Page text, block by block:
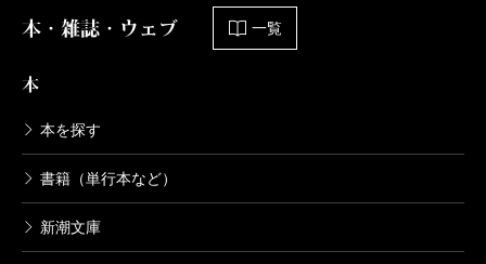
う。コロナ禍のエンターテインメント業界の舞台裏を
格別光り輝いていると感じられる一編は、第四話
「2021年8月 きっかけ」だ。時はコロナ禍真っ只中。
制作担当の目黒は、主役を務める俳優のワガママに振
り回されていた。ワガママを共演者たちに気付かせな
本・雑誌・ウェブ 一覧
本
本を探す
書籍（単行本など）
新潮文庫